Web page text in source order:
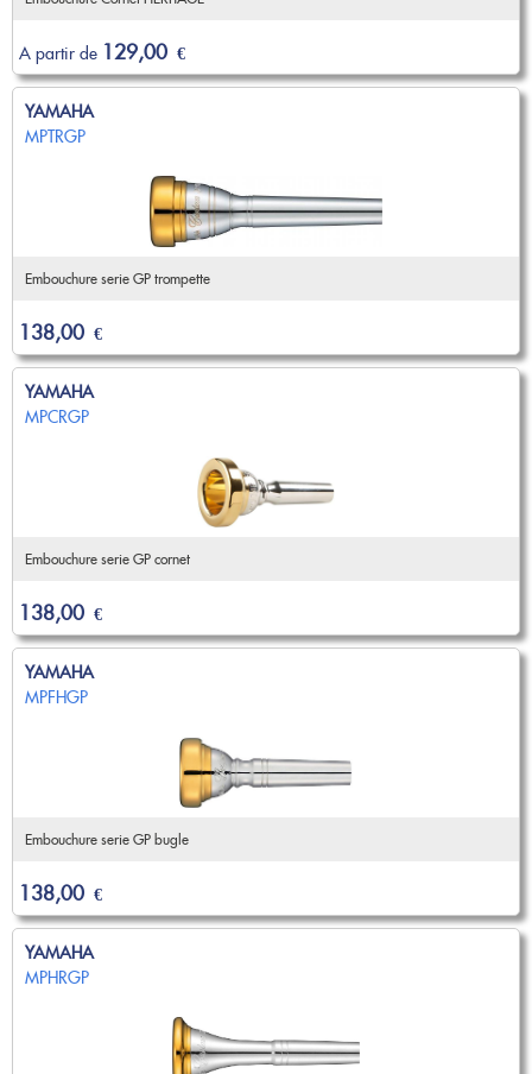
A partir de 129,00 €
YAMAHA
MPTRGP
Embouchure serie GP trompette
138,00 €
YAMAHA
MPCRGP
Embouchure serie GP cornet
138,00 €
YAMAHA
MPFHGP
Embouchure serie GP bugle
138,00 €
YAMAHA
MPHRGP